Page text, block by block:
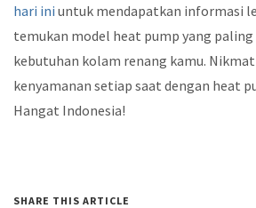
hari ini untuk mendapatkan informasi
temukan model heat pump yang paling
kebutuhan kolam renang kamu.
kenyamanan setiap saat dengan heat
Hangat Indonesia!
SHARE THIS ARTICLE